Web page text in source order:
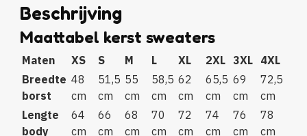
Beschrijving
Maattabel kerst sweaters
Maten XS S M L XL 2XL 3XL
4XL
Breedte
borst
48
cm
51,5
cm
55
cm
58,5
cm
62
cm
65,5
cm
69
cm
72,5
cm
Lengte
body
64
cm
66
cm
68
cm
70
cm
72
cm
74
cm
76
cm
78
cm